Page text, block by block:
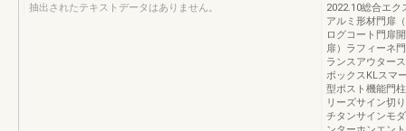
抽出されたテキストデータはありません。
2022.10総合エク
アルミ形材門扉
ログコート門扉
扉）ラフィーネ
ランスアウター
ボックスKLスマ
型ポスト機能門
リーズサイン切
チタンサインモ